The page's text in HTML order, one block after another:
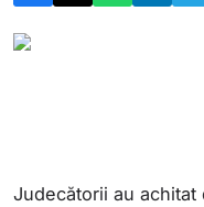
Judecătorii au